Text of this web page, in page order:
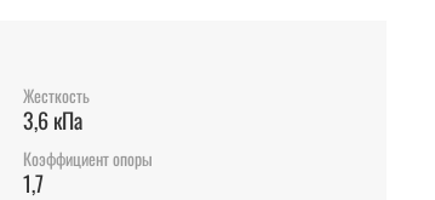
Жесткость
3,6 кПа
Коэффициент опоры
1,7